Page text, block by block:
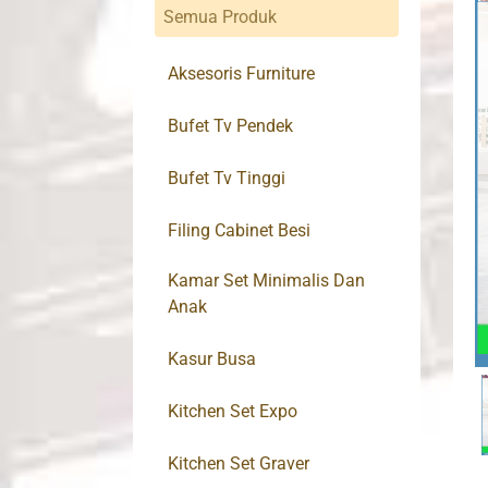
Semua Produk
Aksesoris Furniture
Bufet Tv Pendek
Bufet Tv Tinggi
Filing Cabinet Besi
Kamar Set Minimalis Dan
Anak
Kasur Busa
Kitchen Set Expo
Kitchen Set Graver